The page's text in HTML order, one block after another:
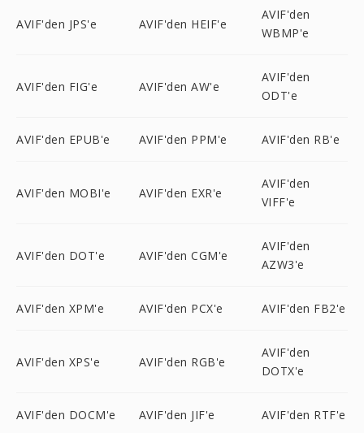
AVIF'den JPS'e AVIF'den HEIF'e
AVIF'den
WBMP'e
AVIF'den FIG'e AVIF'den AW'e
AVIF'den
ODT'e
AVIF'den EPUB'e AVIF'den PPM'e AVIF'den RB'e
AVIF'den MOBI'e AVIF'den EXR'e
AVIF'den
VIFF'e
AVIF'den DOT'e AVIF'den CGM'e
AVIF'den
AZW3'e
AVIF'den XPM'e AVIF'den PCX'e AVIF'den FB2'e
AVIF'den XPS'e AVIF'den RGB'e
AVIF'den
DOTX'e
AVIF'den DOCM'e AVIF'den JIF'e AVIF'den RTF'e